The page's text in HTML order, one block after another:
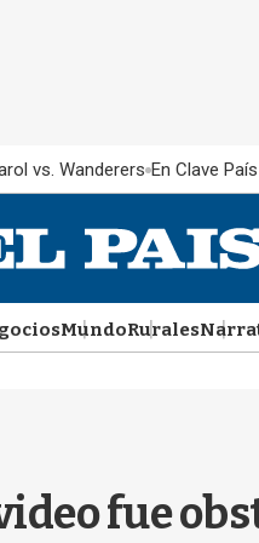
vs. Wanderers En Clave País
MundoRurales
fue